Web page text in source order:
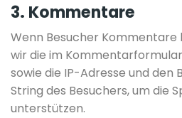
3. Kommentare
Wenn Besucher Kommentare
wir die im
sowie die IP-Adresse und
String des Besuchers, um die
unterstützen.